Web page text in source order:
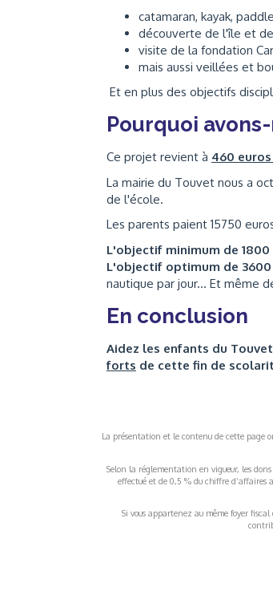
catamaran, kayak, paddle
découverte de l'île et
visite de la fondation
mais aussi veillées et
Et en plus des objectifs
Pourquoi
Ce projet revient à 460
La mairie du Touvet nous a
de l'école.
Les parents paient 15750
L'objectif minimum de
L'objectif optimum de
nautique par jour... Et même
En conclusion
Aidez les enfants du
forts de cette fin de
La présentation et le contenu de cette page
Selon la réglementation en vigueur, les
effectué et de 0,5 % du chiffre d’affaires
Si vous appartenez au même foyer